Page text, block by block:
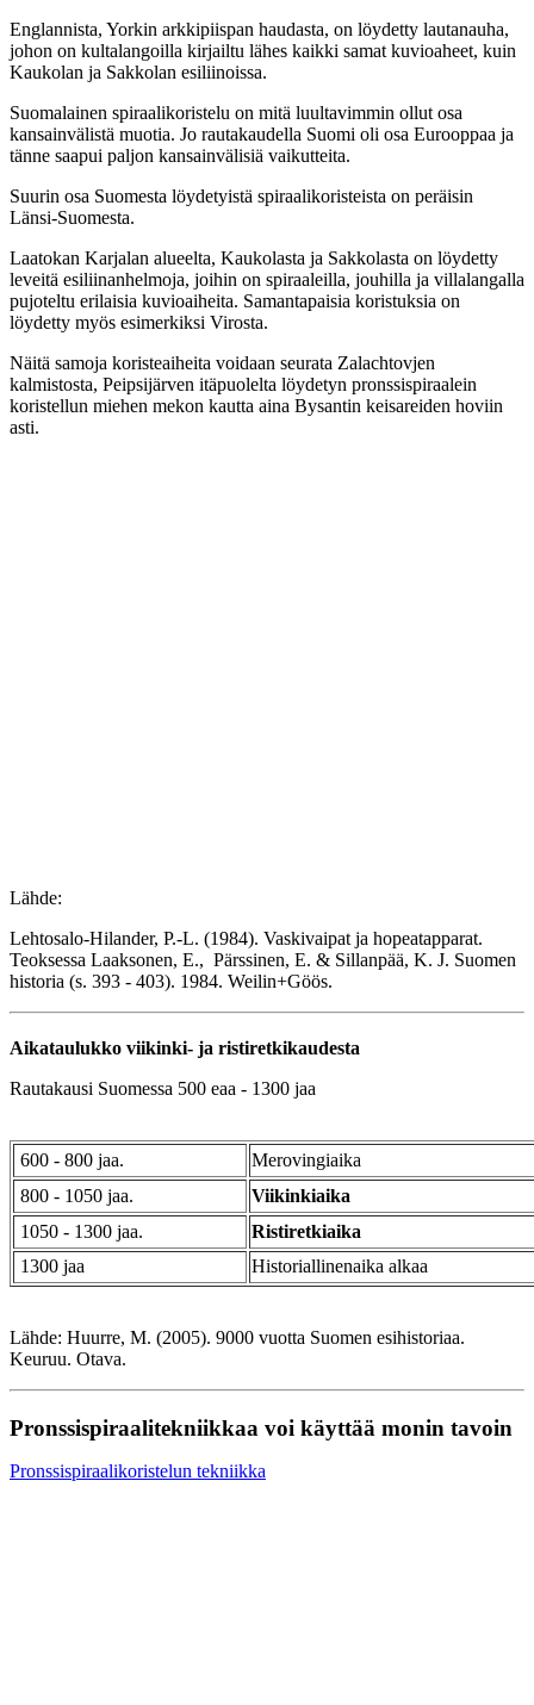
Englannista, Yorkin arkkipiispan haudasta, on löydetty lautanauha,
johon on kultalangoilla kirjailtu lähes kaikki samat kuvioaheet, kuin
Kaukolan ja Sakkolan esiliinoissa.
Suomalainen spiraalikoristelu on mitä luultavimmin ollut osa
kansainvälistä muotia. Jo rautakaudella Suomi oli osa Eurooppaa ja
tänne saapui paljon kansainvälisiä vaikutteita.
Suurin osa Suomesta löydetyistä spiraalikoristeista on peräisin
Länsi-Suomesta.
Laatokan Karjalan alueelta, Kaukolasta ja Sakkolasta on löydetty
leveitä esiliinanhelmoja, joihin on spiraaleilla, jouhilla ja villalangalla
pujoteltu erilaisia kuvioaiheita. Samantapaisia koristuksia on
löydetty myös esimerkiksi Virosta.
Näitä samoja koristeaiheita voidaan seurata Zalachtovjen
kalmistosta, Peipsijärven itäpuolelta löydetyn pronssispiraalein
koristellun miehen mekon kautta aina Bysantin keisareiden hoviin
asti.
Lähde:
Lehtosalo-Hilander, P.-L. (1984). Vaskivaipat ja hopeatapparat.
Teoksessa Laaksonen, E., Pärssinen, E. & Sillanpää, K. J. Suomen
historia (s. 393 - 403). 1984. Weilin+Göös.
Aikataulukko viikinki- ja ristiretkikaudesta
Rautakausi Suomessa 500 eaa - 1300 jaa
600 - 800 jaa.
Merovingiaika
800 - 1050 jaa.
Viikinkiaika
1050 - 1300 jaa.
Ristiretkiaika
1300 jaa
Historiallinenaika alkaa
Lähde: Huurre, M. (2005). 9000 vuotta Suomen esihistoriaa.
Keuruu. Otava.
Pronssispiraalitekniikkaa voi käyttää monin tavoin
Pronssispiraalikoristelun tekniikka